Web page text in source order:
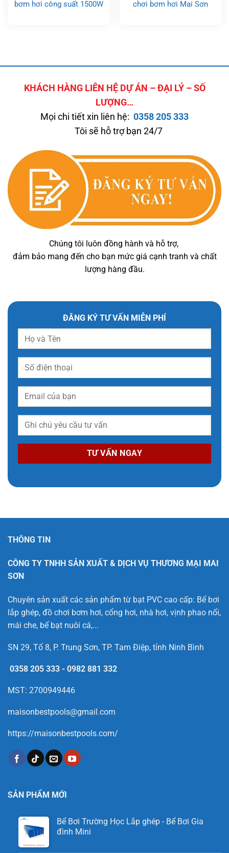
bơm hơi công suất 1500W chơi bơm hơi Mai Sơn
KHÁCH HÀNG LIÊN HỆ DỰ ÁN – ĐẠI LÝ – SỐ
LƯỢNG…
Mọi chi tiết xin liên hệ: 0358 205 333
Tôi sẽ hỗ trợ bạn 24/7
Chúng tôi luôn đồng hành và hỗ trợ,
đảm bảo mang đến cho bạn mức giá cạnh tranh và chất
lượng hàng đầu.
ĐĂNG KÝ TƯ VẤN MIỄN PHÍ
THÔNG TIN
CÔNG TY TNHH SẢN XUẤT & DỊCH VỤ THƯƠNG MẠI MAI
SƠN
Chuyên sản xuất các sản phẩm từ bạt PVC cao cấp: Bể bơi
lắp ghép, đồ chơi bơm hơi, cổng hơi, nhà hơi, vịnh phao nổi,
mái che, bể bạt nuôi cá,...
SN 29, Tổ 8, P. Trung Sơn, TP. Tam Điệp, tỉnh Ninh Bình
0358 205 333 - 0982 881 332
MST: 2700949446
maisonbestpools@gmail.com
https://maisonbestpools.com/
SẢN PHẨM MỚI
Bể Bơi Trường Học Lắp ghép - Bể Bơi Gia
đình Mini